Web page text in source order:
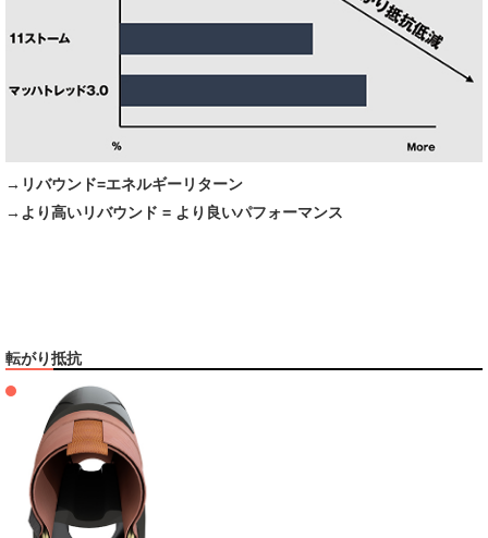
→リバウンド=エネルギーリターン
→より高いリバウンド = より良いパフォーマンス
転がり抵抗